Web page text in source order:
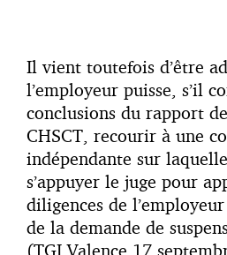
Il vient toutefois d’être
l’employeur puisse, s’il
conclusions du rapport
CHSCT, recourir à une
indépendante sur
s’appuyer le juge pour
diligences de
de la demande de
(TGI Valence 17